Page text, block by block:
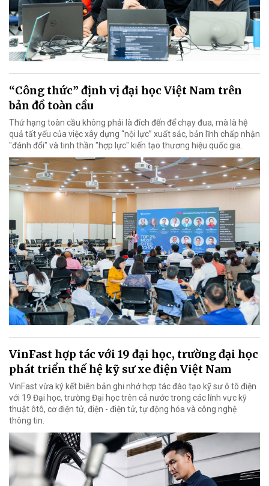
“Công thức” định vị đại học Việt Nam trên
bản đồ toàn cầu
Thứ hạng toàn cầu không phải là đích đến để chạy đua, mà là hệ
quả tất yếu của việc xây dựng “nội lực” xuất sắc, bản lĩnh chấp nhận
"đánh đổi" và tinh thần "hợp lực" kiến tạo thương hiệu quốc gia.
VinFast hợp tác với 19 đại học, trường đại học
phát triển thế hệ kỹ sư xe điện Việt Nam
VinFast vừa ký kết biên bản ghi nhớ hợp tác đào tạo kỹ sư ô tô điện
với 19 Đại học, trường Đại học trên cả nước trong các lĩnh vực kỹ
thuật ôtô, cơ điện tử, điện - điện tử, tự động hóa và công nghệ
thông tin.